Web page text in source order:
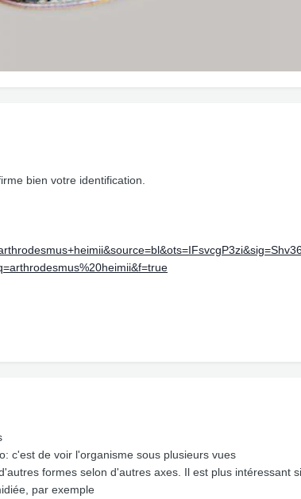
bien votre identification.
c'est de voir l'organisme sous plusieurs vues
formes selon d'autres axes. Il est plus
par exemple